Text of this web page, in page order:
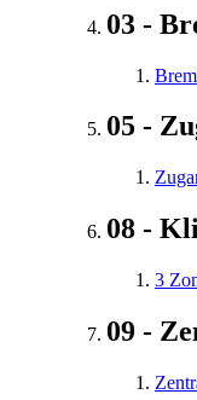
03 -
05 -
08 -
3
09 -